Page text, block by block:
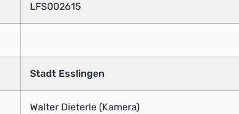
LFS002615
Stadt Esslingen
Walter Dieterle (Kamera)